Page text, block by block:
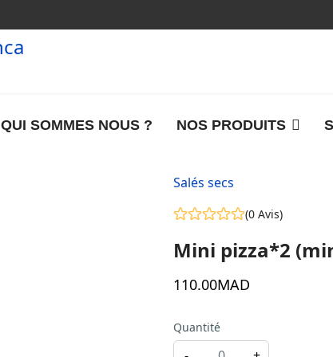
QUI SOMMES NOUS ? NOS PRODUITS
Salés secs
(0 Avis)
Mini pizza*2
110.00MAD
Quantité